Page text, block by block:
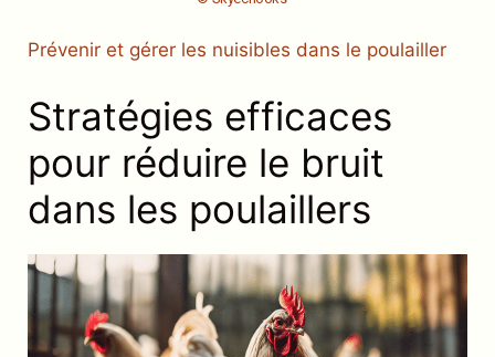
Prévenir et gérer les nuisibles dans le poulailler
Stratégies efficaces
pour réduire le bruit
dans les poulaillers